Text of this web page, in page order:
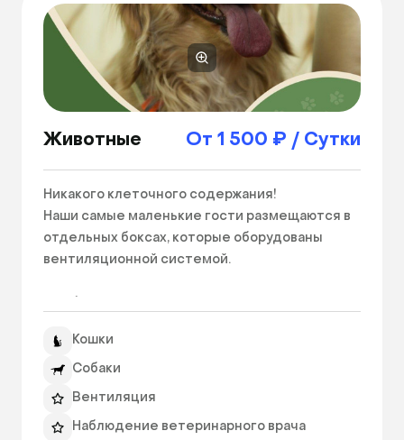
Животные От 1 500 ₽ / Сутки
Никакого клеточного содержания!
Наши самые маленькие гости размещаются в
отдельных боксах, которые оборудованы
вентиляционной системой.
полноценные комнаты.
Без соседей.
Все наши номера предназначены только для
Кошки
Собаки
Вентиляция
Наблюдение ветеринарного врача